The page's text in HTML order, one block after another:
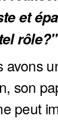
et
rôle?"
avons
son
peut